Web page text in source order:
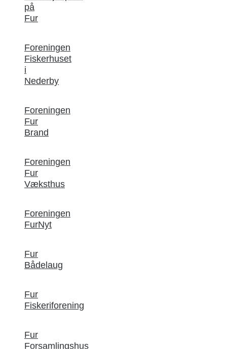
på
Fur
Foreningen
Fiskerhuset
i
Nederby
Foreningen
Fur
Brand
Foreningen
Fur
Væksthus
Foreningen
FurNyt
Fur
Bådelaug
Fur
Fiskeriforening
Fur
Forsamlingshus